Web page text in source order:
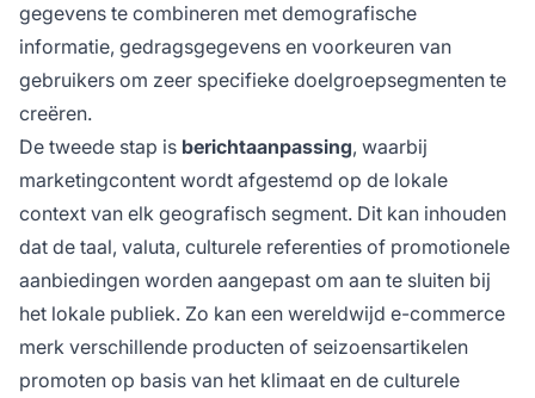
gegevens te combineren met demografische
informatie, gedragsgegevens en voorkeuren van
gebruikers om zeer specifieke doelgroepsegmenten te
creëren.
De tweede stap is berichtaanpassing, waarbij
marketingcontent wordt afgestemd op de lokale
context van elk geografisch segment. Dit kan inhouden
dat de taal, valuta, culturele referenties of promotionele
aanbiedingen worden aangepast om aan te sluiten bij
het lokale publiek. Zo kan een wereldwijd e-commerce
merk verschillende producten of seizoensartikelen
promoten op basis van het klimaat en de culturele